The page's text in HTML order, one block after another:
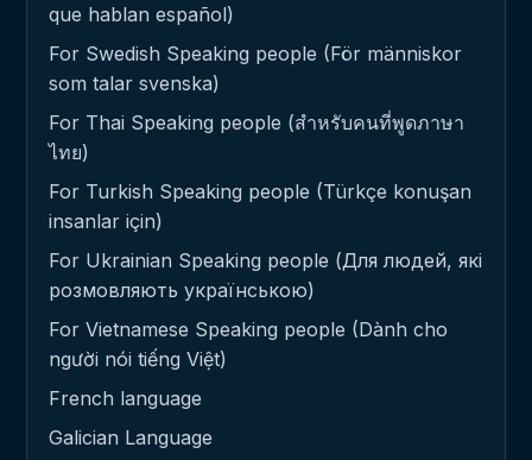
que hablan español)
For Swedish Speaking people (För människor
som talar svenska)
For Thai Speaking people (สำหรับคนที่พูดภาษา
ไทย)
For Turkish Speaking people (Türkçe konuşan
insanlar için)
For Ukrainian Speaking people (Для людей, які
розмовляють українською)
For Vietnamese Speaking people (Dành cho
người nói tiếng Việt)
French language
Galician Language